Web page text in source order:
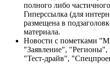
полного либо
Гиперссылка (для
размещена в
материала.
Новости с пометками
"Заявление",
"Тест-драйв",